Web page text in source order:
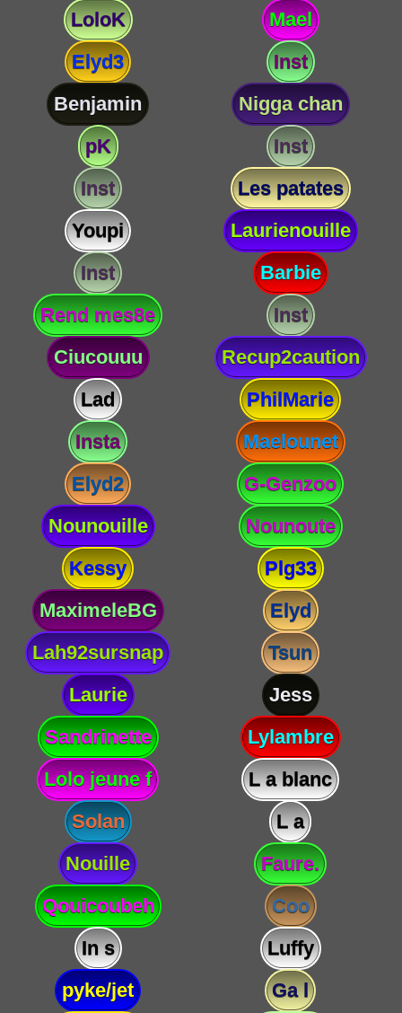
LoloK
Mael
Elyd3
Inst
Benjamin
Nigga chan
pK
Inst
Inst
Les patates
Youpi
Laurienouille
Inst
Barbie
Rend mes8e
Inst
Ciucouuu
Recup2caution
Lad
PhilMarie
Insta
Maelounet
Elyd2
G-Genzoo
Nounouille
Nounoute
Kessy
Plg33
MaximeleBG
Elyd
Lah92sursnap
Tsun
Laurie
Jess
Sandrinette
Lylambre
Lolo jeune f
L a blanc
Solan
L a
Nouille
Faure.
Qouicoubeh
Coo
In s
Luffy
pyke/jet
Ga l